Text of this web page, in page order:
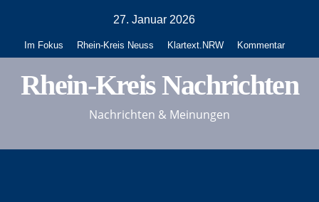
springen
27. Januar 2026
Im Fokus Rhein-Kreis Neuss Klartext.NRW Kommentar
Rhein-Kreis Nachrichten
Nachrichten & Meinungen